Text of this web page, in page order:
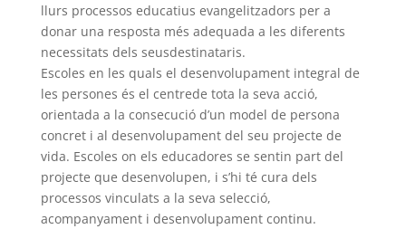
llurs processos educatius evangelitzadors per a
donar una resposta més adequada a les diferents
necessitats dels seusdestinataris.
Escoles en les quals el desenvolupament integral de
les persones és el centrede tota la seva acció,
orientada a la consecució d’un model de persona
concret i al desenvolupament del seu projecte de
vida. Escoles on els educadores se sentin part del
projecte que desenvolupen, i s’hi té cura dels
processos vinculats a la seva selecció,
acompanyament i desenvolupament continu.